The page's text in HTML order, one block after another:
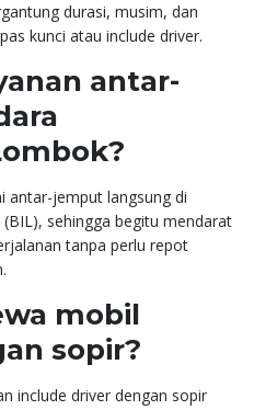
durasi, musim, dan
kunci atau include driver.
antar-
antar-jemput langsung di
sehingga begitu mendarat
tanpa perlu repot
mobil
sopir?
include driver dengan sopir